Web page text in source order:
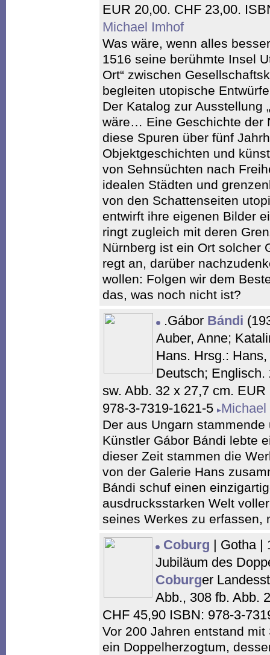
EUR 20,00. CHF 23,00.
Michael Imhof
Was wäre, wenn alles
1516 seine berühmte Insel
Ort“ zwischen
begleiten utopische
Der Katalog zur Ausstellung
wäre… Eine Geschichte der
diese Spuren über fünf
Objektgeschichten und
von Sehnsüchten nach
idealen Städten und
von den Schattenseiten
entwirft ihre eigenen Bilder
ringt zugleich mit deren
Nürnberg ist ein Ort solcher
regt an, darüber
wollen: Folgen wir dem
das, was noch nicht ist?
.Gábor Bándi
Auber, Anne;
Hans. Hrsg.:
Deutsch; Englisch.
sw. Abb. 32 x 27,7 cm.
978-3-7319-1621-5 Michael
Der aus Ungarn
Künstler Gábor Bándi lebte
dieser Zeit stammen die
von der Galerie Hans
Bándi schuf einen
ausdrucksstarken Welt
seines Werkes zu erfassen,
Coburg | Gotha |
Jubiläum des
Coburger
Abb., 308 fb. Abb.
CHF 45,90 ISBN: 978-3-
Vor 200 Jahren entstand
ein Doppelherzogtum,